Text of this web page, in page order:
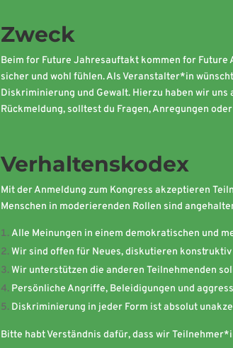
Zweck
Beim for Future Jahresauftakt kommen for Future
sicher und wohl fühlen. Als Veranstalter*in
Diskriminierung und Gewalt. Hierzu haben wir
Rückmeldung, solltest du Fragen, Anregungen
Verhaltenskodex
Mit der Anmeldung zum Kongress akzeptieren
Menschen in moderierenden Rollen sind
Alle Meinungen in einem demokratischen und
Wir sind offen für Neues, diskutieren
Wir unterstützen die anderen Teilnehmenden
Persönliche Angriffe, Beleidigungen und
Diskriminierung in jeder Form ist absolut
Bitte habt Verständnis dafür, dass wir